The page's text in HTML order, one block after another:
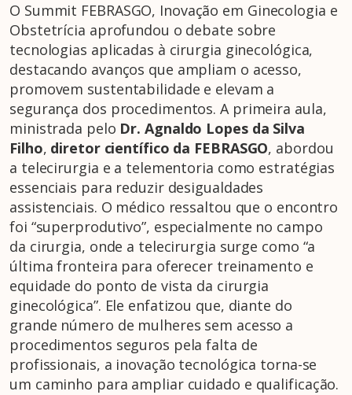
O Summit FEBRASGO, Inovação em Ginecologia e
Obstetrícia aprofundou o debate sobre
tecnologias aplicadas à cirurgia ginecológica,
destacando avanços que ampliam o acesso,
promovem sustentabilidade e elevam a
segurança dos procedimentos. A primeira aula,
ministrada pelo Dr. Agnaldo Lopes da Silva
Filho, diretor científico da FEBRASGO, abordou
a telecirurgia e a telementoria como estratégias
essenciais para reduzir desigualdades
assistenciais. O médico ressaltou que o encontro
foi “superprodutivo”, especialmente no campo
da cirurgia, onde a telecirurgia surge como “a
última fronteira para oferecer treinamento e
equidade do ponto de vista da cirurgia
ginecológica”. Ele enfatizou que, diante do
grande número de mulheres sem acesso a
procedimentos seguros pela falta de
profissionais, a inovação tecnológica torna-se
um caminho para ampliar cuidado e qualificação.